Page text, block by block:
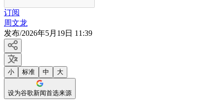
订阅
周文龙
发布/2026年5月19日 11:39
小 标准 中 大
设为谷歌新闻首选来源